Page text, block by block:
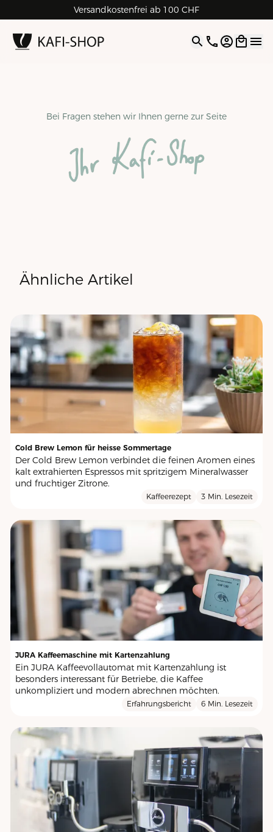
Versandkostenfrei ab 100 CHF
Rechnungskauf für Geschäftskunden
4.9| 5.0 Google
Open
Bei Fragen stehen wir Ihnen gerne zur Seite
Ähnliche Artikel
Cold Brew Lemon für heisse Sommertage
Der Cold Brew Lemon verbindet die feinen Aromen eines
kalt extrahierten Espressos mit spritzigem Mineralwasser
und fruchtiger Zitrone.
Kaffeerezept 3 Min. Lesezeit
JURA Kaffeemaschine mit Kartenzahlung
Ein JURA Kaffeevollautomat mit Kartenzahlung ist
besonders interessant für Betriebe, die Kaffee
unkompliziert und modern abrechnen möchten.
Erfahrungsbericht 6 Min. Lesezeit